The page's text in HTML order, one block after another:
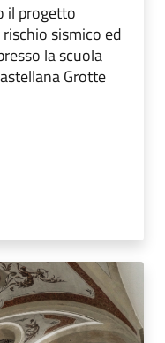
il progetto
sismico ed
la scuola
Grotte